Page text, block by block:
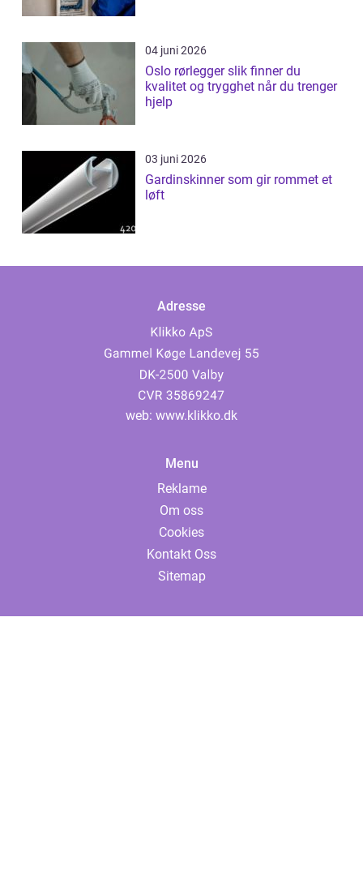
04 juni 2026
Oslo rørlegger slik finner du
kvalitet og trygghet når du trenger
hjelp
03 juni 2026
Gardinskinner som gir rommet et
løft
Adresse
web: www.klikko.dk
Menu
Reklame
Om oss
Cookies
Kontakt Oss
Sitemap